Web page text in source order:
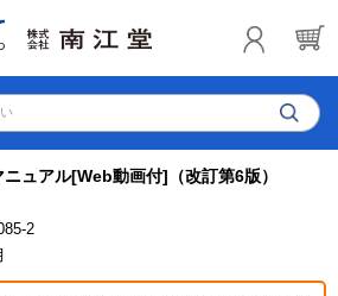
ュアル[Web動画付]（改訂第6版）
2